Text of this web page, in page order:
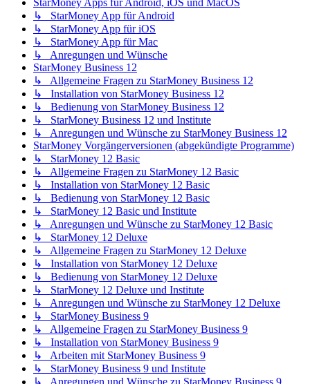
StarMoney Apps für Android, iOS und MacOS
↳ StarMoney App für Android
↳ StarMoney App für iOS
↳ StarMoney App für Mac
↳ Anregungen und Wünsche
StarMoney Business 12
↳ Allgemeine Fragen zu StarMoney Business 12
↳ Installation von StarMoney Business 12
↳ Bedienung von StarMoney Business 12
↳ StarMoney Business 12 und Institute
↳ Anregungen und Wünsche zu StarMoney Business 12
StarMoney Vorgängerversionen (abgekündigte Programme)
↳ StarMoney 12 Basic
↳ Allgemeine Fragen zu StarMoney 12 Basic
↳ Installation von StarMoney 12 Basic
↳ Bedienung von StarMoney 12 Basic
↳ StarMoney 12 Basic und Institute
↳ Anregungen und Wünsche zu StarMoney 12 Basic
↳ StarMoney 12 Deluxe
↳ Allgemeine Fragen zu StarMoney 12 Deluxe
↳ Installation von StarMoney 12 Deluxe
↳ Bedienung von StarMoney 12 Deluxe
↳ StarMoney 12 Deluxe und Institute
↳ Anregungen und Wünsche zu StarMoney 12 Deluxe
↳ StarMoney Business 9
↳ Allgemeine Fragen zu StarMoney Business 9
↳ Installation von StarMoney Business 9
↳ Arbeiten mit StarMoney Business 9
↳ StarMoney Business 9 und Institute